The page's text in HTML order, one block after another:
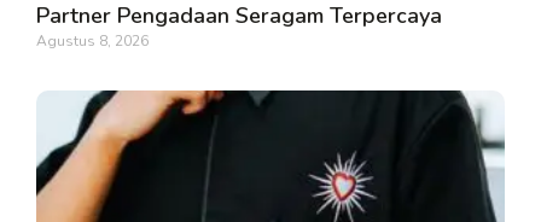
Partner Pengadaan Seragam Terpercaya
Agustus 8, 2026